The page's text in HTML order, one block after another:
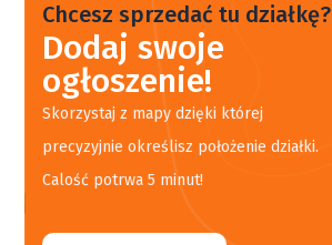
Chcesz sprzedać tu działkę?
Dodaj swoje
ogłoszenie!
Skorzystaj z mapy dzięki której
precyzyjnie określisz położenie działki.
Calość potrwa 5 minut!